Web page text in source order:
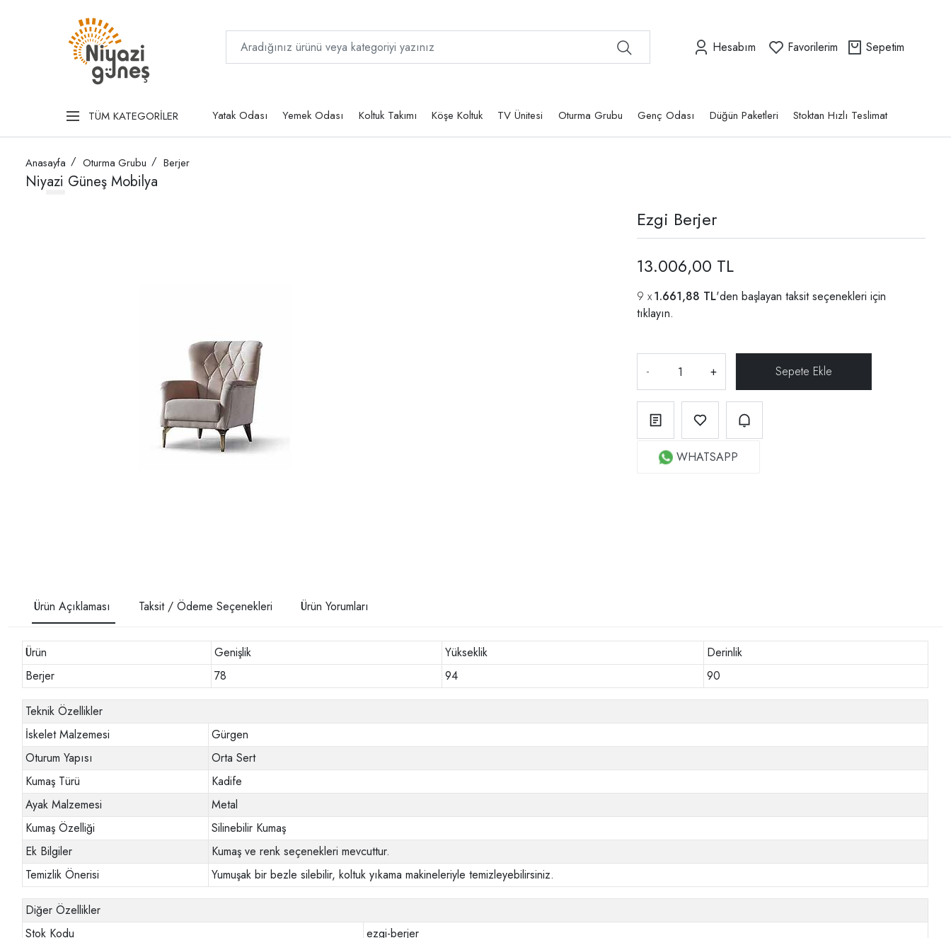
Hesabım Favorilerim Sepetim
TÜM KATEGORİLER Yatak Odası Yemek Odası Koltuk Takımı Köşe Koltuk TV Ünitesi Oturma Grubu Genç Odası Düğün Paketleri Stoktan Hızlı Teslimat
Anasayfa Oturma Grubu Berjer
Niyazi Güneş Mobilya
Ezgi Berjer
13.006,00 TL
1.661,88 TL'den başlayan taksit seçenekleri için
tıklayın.
- +
WHATSAPP
Ürün Açıklaması Taksit / Ödeme Seçenekleri Ürün Yorumları
Ürün Genişlik Yükseklik
Derinlik
Berjer
78 94 90
Teknik Özellikler
İskelet Malzemesi
Gürgen
Oturum Yapısı
Orta Sert
Kumaş Türü
Kadife
Ayak Malzemesi
Metal
Kumaş Özelliği
Silinebilir Kumaş
Ek Bilgiler
Kumaş ve renk seçenekleri mevcuttur.
Temizlik Önerisi
Yumuşak bir bezle silebilir, koltuk yıkama makineleriyle temizleyebilirsiniz.
Diğer Özellikler
Stok Kodu
ezgi-berjer